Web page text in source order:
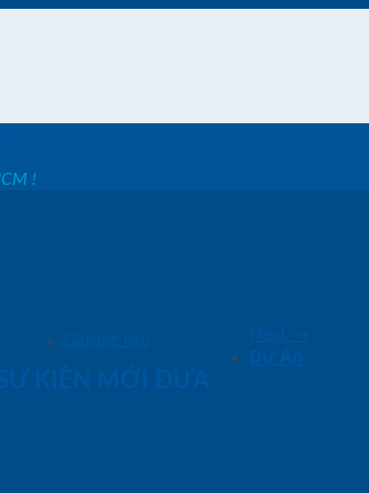
Giường ngủ
Dự Án
!
Next
→
KIỆN MỚI ĐƯA